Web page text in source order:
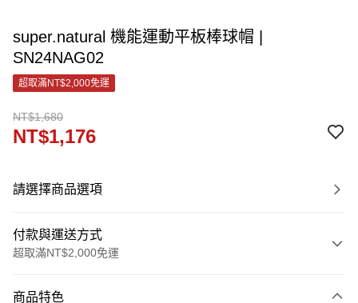
super.natural 機能運動平板棒球帽 |
SN24NAG02
超取滿NT$2,000免運
NT$1,680
NT$1,176
請選擇商品選項
付款與運送方式
超取滿NT$2,000免運
商品特色